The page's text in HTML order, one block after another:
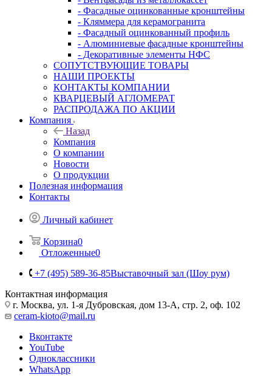
- Фасадные оцинкованные кронштейны
- Кляммера для керамогранита
- Фасадный оцинкованный профиль
- Алюминиевые фасадные кронштейны
- Декоративные элементы НФС
СОПУТСТВУЮЩИЕ ТОВАРЫ
НАШИ ПРОЕКТЫ
КОНТАКТЫ КОМПАНИИ
КВАРЦЕВЫЙ АГЛОМЕРАТ
РАСПРОДАЖА ПО АКЦИИ
Компания
Назад
Компания
О компании
Новости
О продукции
Полезная информация
Контакты
Личный кабинет
Корзина0
Отложенные0
+7 (495) 589-36-85Выставочный зал (Шоу рум)
Контактная информация
г. Москва, ул. 1-я Дубровская, дом 13-А, стр. 2, оф. 102
ceram-kioto@mail.ru
Вконтакте
YouTube
Одноклассники
WhatsApp